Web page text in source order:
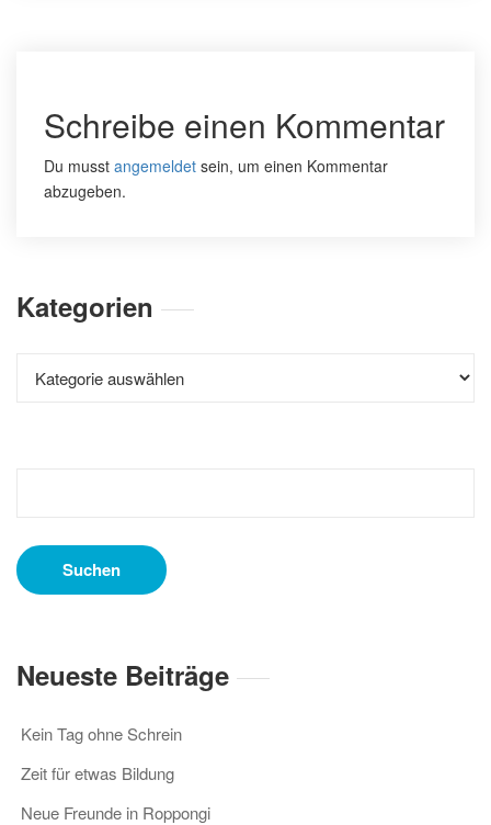
Schreibe einen Kommentar
Du musst angemeldet sein, um einen Kommentar
abzugeben.
Kategorien
Neueste Beiträge
Kein Tag ohne Schrein
Zeit für etwas Bildung
Neue Freunde in Roppongi